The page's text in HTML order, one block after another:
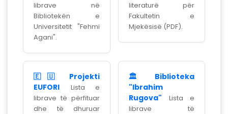
librave në
Bibliotekën e
Universitetit "Fehmi
Agani".
literaturë për
Fakultetin e
Mjekësisë (PDF).
🇪🇺 Projekti
EUFORI
Lista e
librave të përfituar
dhe të dhuruar
🏛️ Biblioteka
"Ibrahim
Rugova"
Lista e
librave të